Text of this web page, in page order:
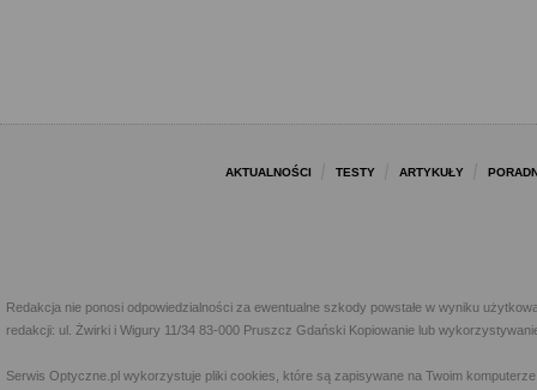
AKTUALNOŚCI TESTY ARTYKUŁY
Redakcja nie ponosi odpowiedzialności za ewentualne szkody powstałe w wyniku
redakcji: ul. Żwirki i Wigury 11/34 83-000 Pruszcz Gdański Kopiowanie lub
Serwis Optyczne.pl wykorzystuje pliki cookies, które są zapisywane na Twoim